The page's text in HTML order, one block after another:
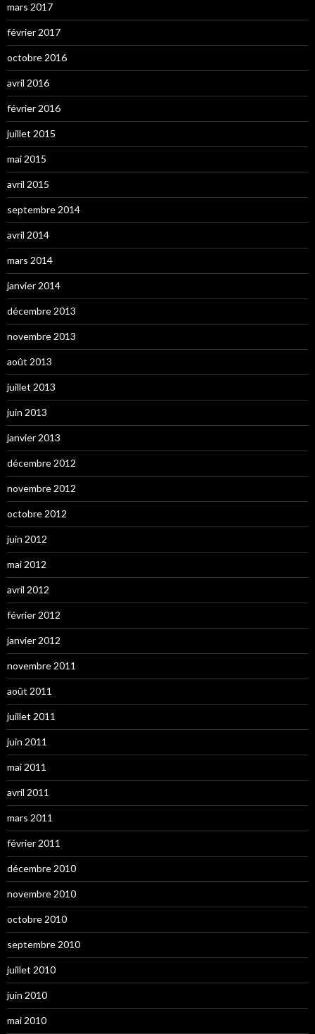
mars 2017
février 2017
octobre 2016
avril 2016
février 2016
juillet 2015
mai 2015
avril 2015
septembre 2014
avril 2014
mars 2014
janvier 2014
décembre 2013
novembre 2013
août 2013
juillet 2013
juin 2013
janvier 2013
décembre 2012
novembre 2012
octobre 2012
juin 2012
mai 2012
avril 2012
février 2012
janvier 2012
novembre 2011
août 2011
juillet 2011
juin 2011
mai 2011
avril 2011
mars 2011
février 2011
décembre 2010
novembre 2010
octobre 2010
septembre 2010
juillet 2010
juin 2010
mai 2010